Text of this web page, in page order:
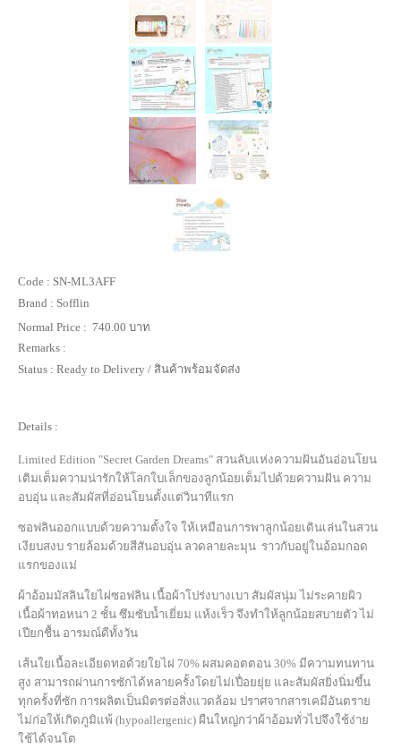
Code : SN-ML3AFF
Brand : Sofflin
Normal Price : 740.00 บาท
Remarks :
Status : Ready to Delivery / สินค้าพร้อมจัดส่ง
Details :
Limited Edition "Secret Garden Dreams" สวนลับแห่งความฝันอันอ่อนโยน
เติมเต็มความน่ารักให้โลกใบเล็กของลูกน้อยเต็มไปด้วยความฝัน ความ
อบอุ่น และสัมผัสที่อ่อนโยนตั้งแต่วินาทีแรก
ซอฟลินออกแบบด้วยความตั้งใจ ให้เหมือนการพาลูกน้อยเดินเล่นในสวน
เงียบสงบ รายล้อมด้วยสีสันอบอุ่น ลวดลายละมุน ราวกับอยู่ในอ้อมกอด
แรกของแม่
ผ้าอ้อมมัสลินใยไผ่ซอฟลิน เนื้อผ้าโปร่งบางเบา สัมผัสนุ่ม ไม่ระคายผิว
เนื้อผ้าทอหนา 2 ชั้น ซึมซับน้ำเยี่ยม แห้งเร็ว จึงทำให้ลูกน้อยสบายตัว ไม่
เปียกชื้น อารมณ์ดีทั้งวัน
เส้นใยเนื้อละเอียดทอด้วยใยไผ่ 70% ผสมคอตตอน 30% มีความทนทาน
สูง สามารถผ่านการซักได้หลายครั้งโดยไม่เปื่อยยุ่ย และสัมผัสยิ่งนิ่มขึ้น
ทุกครั้งที่ซัก การผลิตเป็นมิตรต่อสิ่งแวดล้อม ปราศจากสารเคมีอันตราย
ไม่ก่อให้เกิดภูมิแพ้ (hypoallergenic) ผืนใหญ่กว่าผ้าอ้อมทั่วไปจึงใช้ง่าย
ใช้ได้จนโต